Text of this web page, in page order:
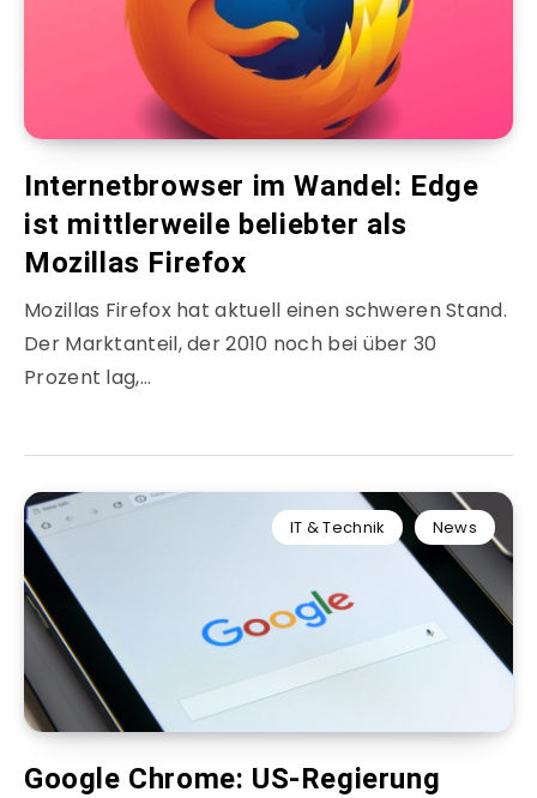
Internetbrowser im Wandel: Edge
ist mittlerweile beliebter als
Mozillas Firefox
Mozillas Firefox hat aktuell einen schweren Stand.
Der Marktanteil, der 2010 noch bei über 30
Prozent lag,…
IT & Technik News
Google Chrome: US-Regierung